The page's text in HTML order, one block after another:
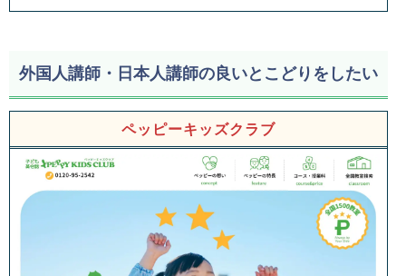
外国人講師・日本人講師の良いとこどりをしたい
ペッピーキッズクラブ